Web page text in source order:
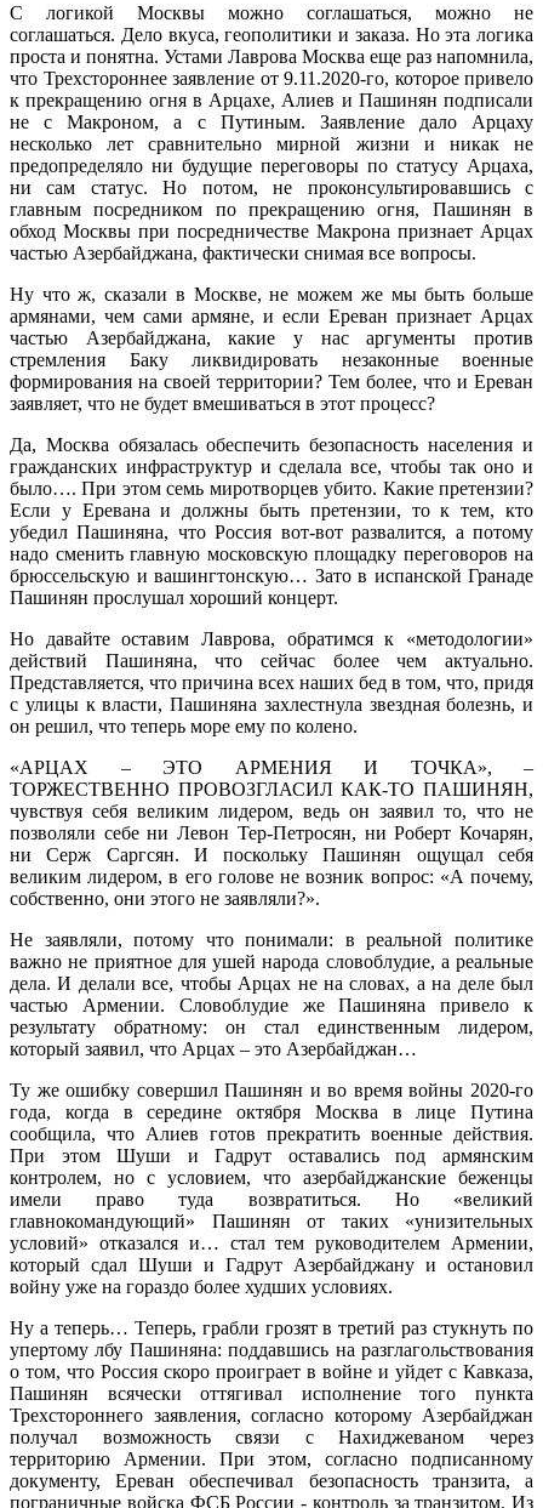
С логикой Москвы можно соглашаться, можно не
соглашаться. Дело вкуса, геополитики и заказа. Но эта логика
проста и понятна. Устами Лаврова Москва еще раз напомнила,
что Трехстороннее заявление от 9.11.2020-го, которое привело
к прекращению огня в Арцахе, Алиев и Пашинян подписали
не с Макроном, а с Путиным. Заявление дало Арцаху
несколько лет сравнительно мирной жизни и никак не
предопределяло ни будущие переговоры по статусу Арцаха,
ни сам статус. Но потом, не проконсультировавшись с
главным посредником по прекращению огня, Пашинян в
обход Москвы при посредничестве Макрона признает Арцах
частью Азербайджана, фактически снимая все вопросы.
Ну что ж, сказали в Москве, не можем же мы быть больше
армянами, чем сами армяне, и если Ереван признает Арцах
частью Азербайджана, какие у нас аргументы против
стремления Баку ликвидировать незаконные военные
формирования на своей территории? Тем более, что и Ереван
заявляет, что не будет вмешиваться в этот процесс?
Да, Москва обязалась обеспечить безопасность населения и
гражданских инфраструктур и сделала все, чтобы так оно и
было…. При этом семь миротворцев убито. Какие претензии?
Если у Еревана и должны быть претензии, то к тем, кто
убедил Пашиняна, что Россия вот-вот развалится, а потому
надо сменить главную московскую площадку переговоров на
брюссельскую и вашингтонскую… Зато в испанской Гранаде
Пашинян прослушал хороший концерт.
Но давайте оставим Лаврова, обратимся к «методологии»
действий Пашиняна, что сейчас более чем актуально.
Представляется, что причина всех наших бед в том, что, придя
с улицы к власти, Пашиняна захлестнула звездная болезнь, и
он решил, что теперь море ему по колено.
«АРЦАХ – ЭТО АРМЕНИЯ И ТОЧКА», –
ТОРЖЕСТВЕННО ПРОВОЗГЛАСИЛ КАК-ТО ПАШИНЯН,
чувствуя себя великим лидером, ведь он заявил то, что не
позволяли себе ни Левон Тер-Петросян, ни Роберт Кочарян,
ни Серж Саргсян. И поскольку Пашинян ощущал себя
великим лидером, в его голове не возник вопрос: «А почему,
собственно, они этого не заявляли?».
Не заявляли, потому что понимали: в реальной политике
важно не приятное для ушей народа словоблудие, а реальные
дела. И делали все, чтобы Арцах не на словах, а на деле был
частью Армении. Словоблудие же Пашиняна привело к
результату обратному: он стал единственным лидером,
который заявил, что Арцах – это Азербайджан…
Ту же ошибку совершил Пашинян и во время войны 2020-го
года, когда в середине октября Москва в лице Путина
сообщила, что Алиев готов прекратить военные действия.
При этом Шуши и Гадрут оставались под армянским
контролем, но с условием, что азербайджанские беженцы
имели право туда возвратиться. Но «великий
главнокомандующий» Пашинян от таких «унизительных
условий» отказался и… стал тем руководителем Армении,
который сдал Шуши и Гадрут Азербайджану и остановил
войну уже на гораздо более худших условиях.
Ну а теперь… Теперь, грабли грозят в третий раз стукнуть по
упертому лбу Пашиняна: поддавшись на разглагольствования
о том, что Россия скоро проиграет в войне и уйдет с Кавказа,
Пашинян всячески оттягивал исполнение того пункта
Трехстороннего заявления, согласно которому Азербайджан
получал возможность связи с Нахиджеваном через
территорию Армении. При этом, согласно подписанному
документу, Ереван обеспечивал безопасность транзита, а
пограничные войска ФСБ России - контроль за транзитом. Из